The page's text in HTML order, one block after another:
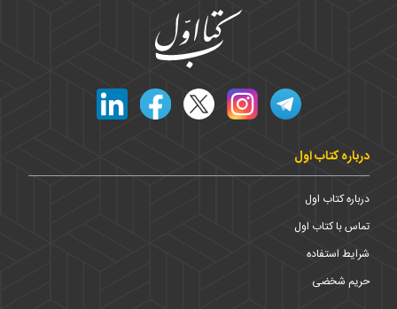
عمده فروشی کفش تهران برای فروشندگان شهرستانی و خرده‌فروشی‌ها
پخش کفش زنانه و مردانه با تمرکز بر مدل‌های رسمی، مجلسی و اسپرت
پخش کفش بچگانه و نوجوان با برندهای ایرانی و وارداتی
تولیدی کفش در تهران که به‌صورت مستقیم از خط تولید به فروشگاه‌ها عرضه
کاربران می‌توانند با استفاده از فیلترهایی مانند استان، شهر، محدوده شهر،
لیست مراکز پخش کفش موردنظر خود برسند.
بخشی از مخاطبان این صفحه، فروشندگان و تجار هستند که به دنبال
همکاری بلندمدت، اخذ نمایندگی یا خرید با
بخشی دیگر مصرف‌کنندگان نهایی‌اند که برای خرید تکی و جزئی جستجو
می‌کنند. هنگام بررسی نتایج، به موارد زیر توجه کنید:
درباره کتاب اول
درباره کتاب اول
تماس با کتاب اول
شرایط استفاده
حریم شخضی